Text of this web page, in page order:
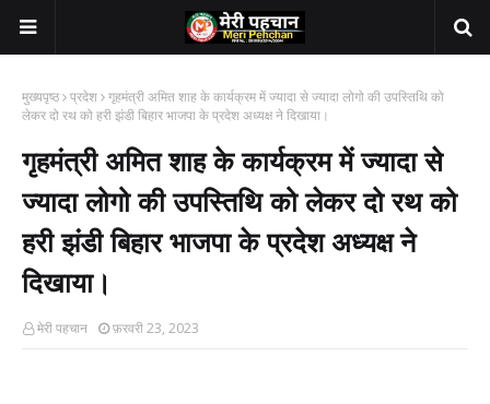
मुख्यपृष्ठ प्रदेश गृहमंत्री अमित शाह के कार्यक्रम में ज्यादा से ज्यादा लोगो की उपस्तिथि को
लेकर दो रथ को हरी झंडी बिहार भाजपा के प्रदेश अध्यक्ष ने दिखाया।
गृहमंत्री अमित शाह के कार्यक्रम में ज्यादा से
ज्यादा लोगो की उपस्तिथि को लेकर दो रथ को
हरी झंडी बिहार भाजपा के प्रदेश अध्यक्ष ने
दिखाया।
मेरी पहचान फ़रवरी 23, 2023